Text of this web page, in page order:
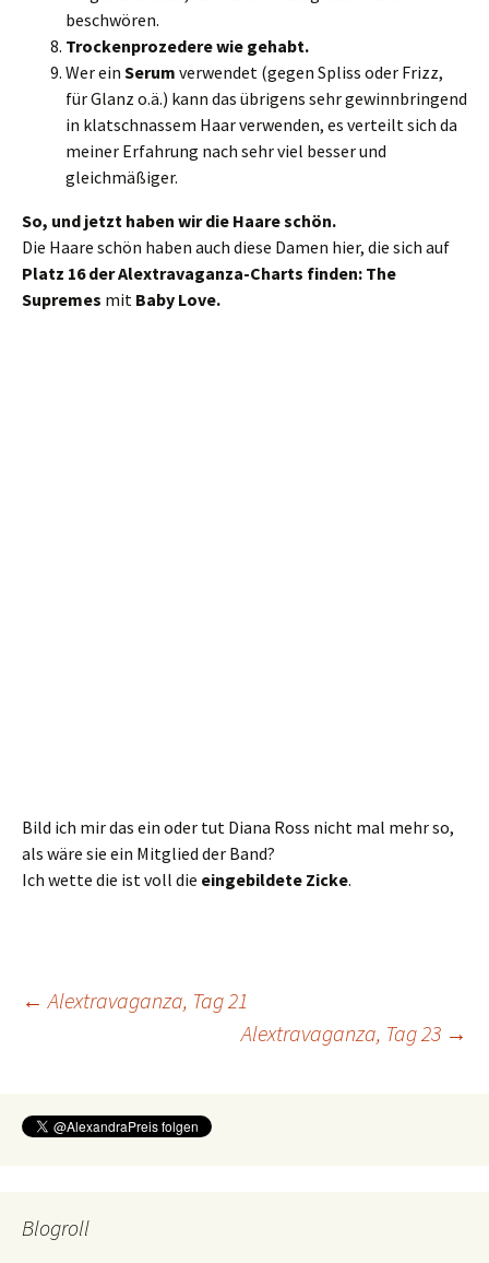
beschwören.
Trockenprozedere wie gehabt.
Wer ein Serum verwendet (gegen Spliss oder Frizz,
für Glanz o.ä.) kann das übrigens sehr gewinnbringend
in klatschnassem Haar verwenden, es verteilt sich da
meiner Erfahrung nach sehr viel besser und
gleichmäßiger.
So, und jetzt haben wir die Haare schön.
Die Haare schön haben auch diese Damen hier, die sich auf
Platz 16 der Alextravaganza-Charts finden: The
Supremes mit Baby Love.
Bild ich mir das ein oder tut Diana Ross nicht mal mehr so,
als wäre sie ein Mitglied der Band?
Ich wette die ist voll die eingebildete Zicke.
Beitragsnavigation
← Alextravaganza, Tag 21
Alextravaganza, Tag 23 →
Blogroll